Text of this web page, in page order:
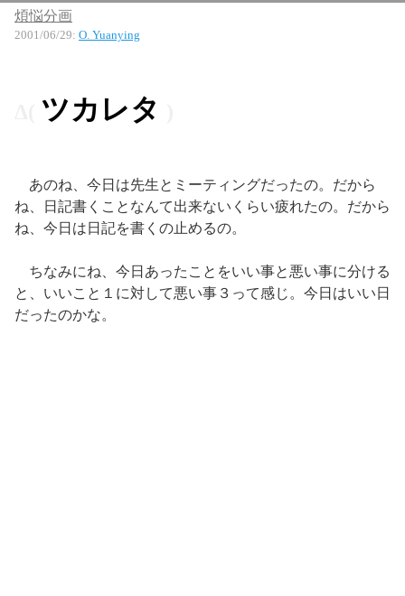
煩悩分画
2001/06/29: O. Yuanying
ツカレタ
あのね、今日は先生とミーティングだったの。だから
ね、日記書くことなんて出来ないくらい疲れたの。だから
ね、今日は日記を書くの止めるの。
ちなみにね、今日あったことをいい事と悪い事に分ける
と、いいこと１に対して悪い事３って感じ。今日はいい日
だったのかな。